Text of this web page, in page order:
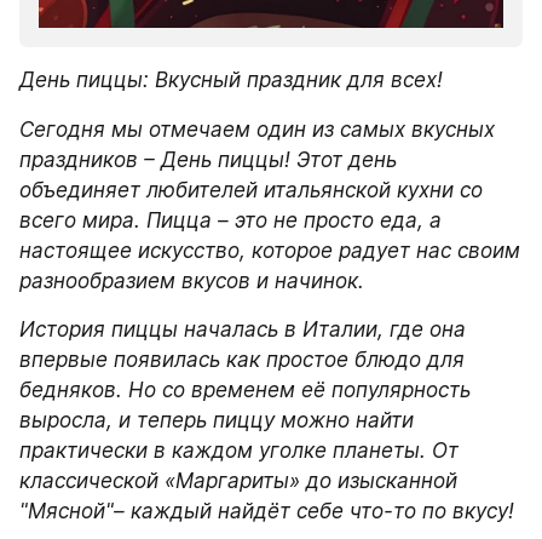
День пиццы: Вкусный праздник для всех!
Сегодня мы отмечаем один из самых вкусных
праздников – День пиццы! Этот день
объединяет любителей итальянской кухни со
всего мира. Пицца – это не просто еда, а
настоящее искусство, которое радует нас своим
разнообразием вкусов и начинок.
История пиццы началась в Италии, где она
впервые появилась как простое блюдо для
бедняков. Но со временем её популярность
выросла, и теперь пиццу можно найти
практически в каждом уголке планеты. От
классической «Маргариты» до изысканной
"Мясной"– каждый найдёт себе что-то по вкусу!